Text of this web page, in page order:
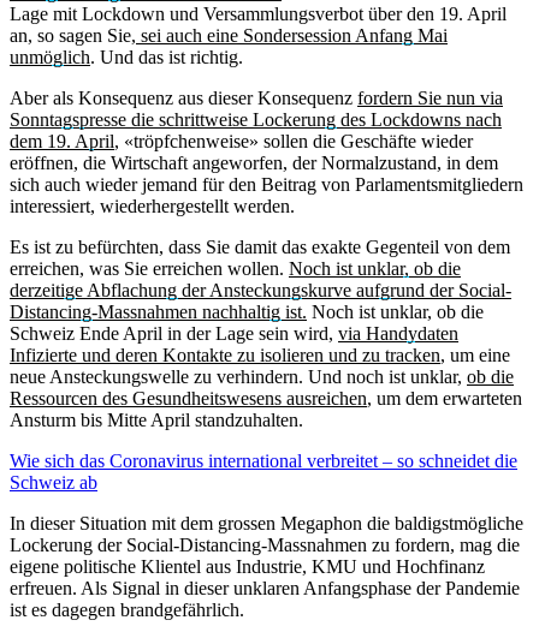
Lage mit Lockdown und Versammlungsverbot über den 19. April
an, so sagen Sie, sei auch eine Sondersession Anfang Mai
unmöglich. Und das ist richtig.
Aber als Konsequenz aus dieser Konsequenz fordern Sie nun via
Sonntagspresse die schrittweise Lockerung des Lockdowns nach
dem 19. April, «tröpfchenweise» sollen die Geschäfte wieder
eröffnen, die Wirtschaft angeworfen, der Normalzustand, in dem
sich auch wieder jemand für den Beitrag von Parlamentsmitgliedern
interessiert, wiederhergestellt werden.
Es ist zu befürchten, dass Sie damit das exakte Gegenteil von dem
erreichen, was Sie erreichen wollen. Noch ist unklar, ob die
derzeitige Abflachung der Ansteckungskurve aufgrund der Social-
Distancing-Massnahmen nachhaltig ist. Noch ist unklar, ob die
Schweiz Ende April in der Lage sein wird, via Handydaten
Infizierte und deren Kontakte zu isolieren und zu tracken, um eine
neue Ansteckungswelle zu verhindern. Und noch ist unklar, ob die
Ressourcen des Gesundheitswesens ausreichen, um dem erwarteten
Ansturm bis Mitte April standzuhalten.
Wie sich das Coronavirus international verbreitet – so schneidet die
Schweiz ab
In dieser Situation mit dem grossen Megaphon die baldigstmögliche
Lockerung der Social-Distancing-Massnahmen zu fordern, mag die
eigene politische Klientel aus Industrie, KMU und Hochfinanz
erfreuen. Als Signal in dieser unklaren Anfangsphase der Pandemie
ist es dagegen brandgefährlich.